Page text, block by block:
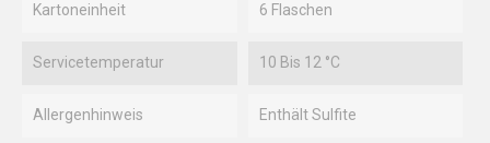
Kartoneinheit 6 Flaschen
Servicetemperatur 10 Bis 12 °C
Allergenhinweis Enthält Sulfite